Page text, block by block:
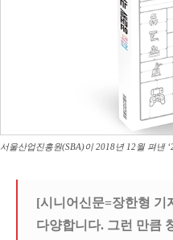
서울산업진흥원(SBA)이 2018년 12월 펴낸
[시니어신문=장한형 기
다양합니다. 그런 만큼